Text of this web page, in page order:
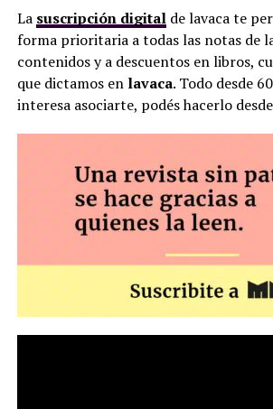
La suscripción digitalde lavaca te
forma prioritaria a todas las notas de
contenidos y a descuentos en libros,
que dictamos en lavaca. Todo desde
interesa asociarte, podés hacerlo desde